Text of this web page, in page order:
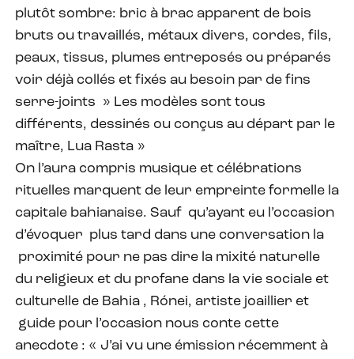
plutôt sombre: bric à brac apparent de bois
bruts ou travaillés, métaux divers, cordes, fils,
peaux, tissus, plumes entreposés ou préparés
voir déjà collés et fixés au besoin par de fins
serre-joints » Les modèles sont tous
différents, dessinés ou conçus au départ par le
maître, Lua Rasta »
On l’aura compris musique et célébrations
rituelles marquent de leur empreinte formelle la
capitale bahianaise. Sauf qu’ayant eu l’occasion
d’évoquer plus tard dans une conversation la
proximité pour ne pas dire la mixité naturelle
du religieux et du profane dans la vie sociale et
culturelle de Bahia , Rónei, artiste joaillier et
guide pour l’occasion nous conte cette
anecdote : « J’ai vu une émission récemment à